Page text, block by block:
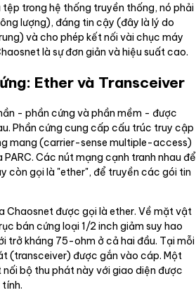
trong hệ thống truyền thống, nó phải
lượng), đáng tin cậy (đây là lý do
và cho phép kết nối vài chục máy
là sự đơn giản và hiệu suất cao.
Ether và Transceiver
- phần cứng và phần mềm - được
Phần cứng cung cấp cấu trúc truy cập
mang (carrier-sense multiple-access)
Các nút mạng cạnh tranh nhau để
còn gọi là "ether", để truyền các gói tin
Chaosnet được gọi là ether. Về mặt vật
bán cứng loại 1/2 inch giảm suy hao
trở kháng 75-ohm ở cả hai đầu. Tại mỗi
(transceiver) được gắn vào cáp. Một
bộ thu phát này với giao diện được